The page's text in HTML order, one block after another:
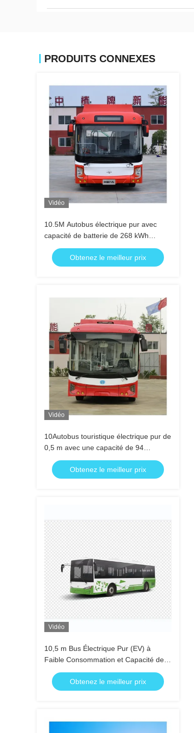
PRODUITS CONNEXES
Vidéo
10.5M Autobus électrique pur avec
capacité de batterie de 268 kWh
longue distance ≥ 250 km et
conception basse entrée
Obtenez le meilleur prix
Vidéo
10Autobus touristique électrique pur de
0,5 m avec une capacité de 94
passagers, une batterie de 268,7 Kwh
et une puissance maximale de 240 kW
Obtenez le meilleur prix
Vidéo
10,5 m Bus Électrique Pur (EV) à
Faible Consommation et Capacité de
30 Sièges pour les Transports Publics
Obtenez le meilleur prix